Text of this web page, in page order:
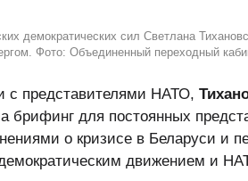
демократических сил Светлана
Фото: Объединенный переходный
с представителями НАТО,
брифинг для постоянных
о кризисе в Беларуси и
движением и